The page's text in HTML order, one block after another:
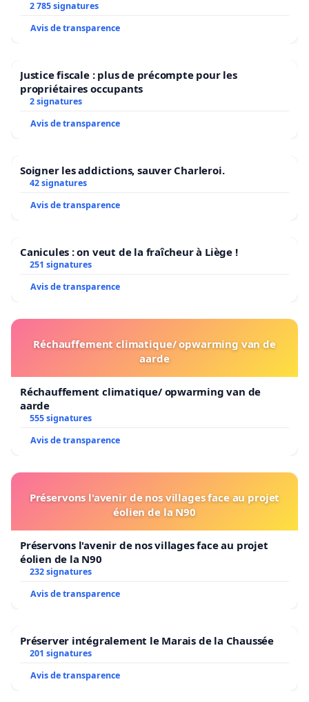
2 785 signatures
Avis de transparence
Justice fiscale : plus de précompte pour les
propriétaires occupants
2 signatures
Avis de transparence
Soigner les addictions, sauver Charleroi.
42 signatures
Avis de transparence
Canicules : on veut de la fraîcheur à Liège !
251 signatures
Avis de transparence
Réchauffement climatique/ opwarming van de
aarde
Réchauffement climatique/ opwarming van de
aarde
555 signatures
Avis de transparence
Préservons l'avenir de nos villages face au projet
éolien de la N90
Préservons l'avenir de nos villages face au projet
éolien de la N90
232 signatures
Avis de transparence
Préserver intégralement le Marais de la Chaussée
201 signatures
Avis de transparence